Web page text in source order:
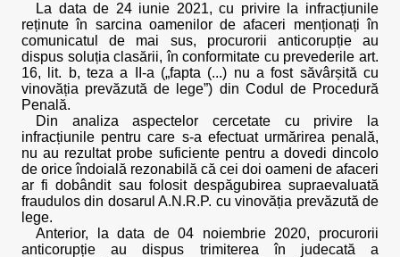
La data de 24 iunie 2021, cu privire la infracțiunile
reținute în sarcina oamenilor de afaceri menționați în
comunicatul de mai sus, procurorii anticorupție au
dispus soluția clasării, în conformitate cu prevederile art.
16, lit. b, teza a II-a („fapta (...) nu a fost săvârșită cu
vinovăția prevăzută de lege”) din Codul de Procedură
Penală.
Din analiza aspectelor cercetate cu privire la
infracțiunile pentru care s-a efectuat urmărirea penală,
nu au rezultat probe suficiente pentru a dovedi dincolo
de orice îndoială rezonabilă că cei doi oameni de afaceri
ar fi dobândit sau folosit despăgubirea supraevaluată
fraudulos din dosarul A.N.R.P. cu vinovăția prevăzută de
lege.
Anterior, la data de 04 noiembrie 2020, procurorii
anticorupție au dispus trimiterea în judecată a